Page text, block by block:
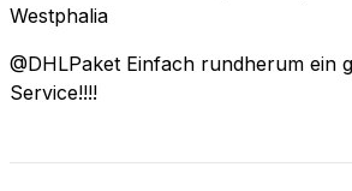
Westphalia
@DHLPaket Einfach rundherum ein
Service!!!!